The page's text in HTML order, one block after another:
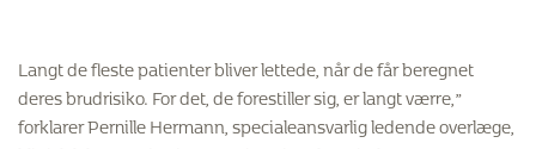
Langt de fleste patienter bliver lettede, når de får beregnet
deres brudrisiko. For det, de forestiller sig, er langt værre,”
forklarer Pernille Hermann, specialeansvarlig ledende overlæge,